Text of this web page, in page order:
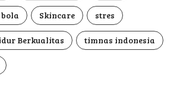
Skincare stres
Berkualitas timnas indonesia